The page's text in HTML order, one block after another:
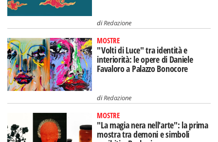
diRedazione
MOSTRE
"Volti di Luce" tra identità e
interiorità: le opere di Daniele
Favaloro a Palazzo Bonocore
diRedazione
MOSTRE
"La magia nera nell'arte": la prima
mostra tra demoni e simboli